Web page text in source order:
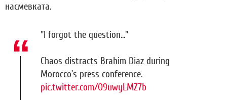
насмевката.
"I forgot the question..."
Chaos distracts Brahim Diaz during
Morocco’s press conference.
pic.twitter.com/O9uwyLMZ7b